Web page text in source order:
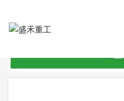
网站首页